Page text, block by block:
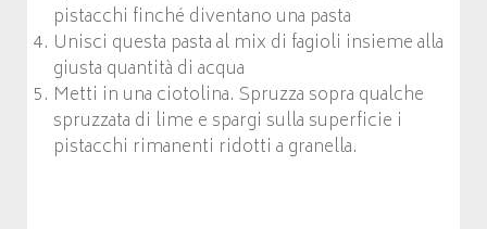
pistacchi finché diventano una pasta
Unisci questa pasta al mix di fagioli insieme alla
giusta quantità di acqua
Metti in una ciotolina. Spruzza sopra qualche
spruzzata di lime e spargi sulla superficie i
pistacchi rimanenti ridotti a granella.